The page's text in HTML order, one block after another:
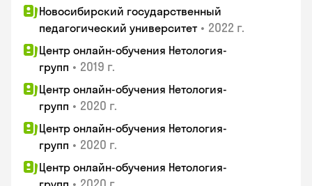
Новосибирский государственный
педагогический университет • 2022 г.
Центр онлайн-обучения Нетология-
групп • 2019 г.
Центр онлайн-обучения Нетология-
групп • 2020 г.
Центр онлайн-обучения Нетология-
групп • 2020 г.
Центр онлайн-обучения Нетология-